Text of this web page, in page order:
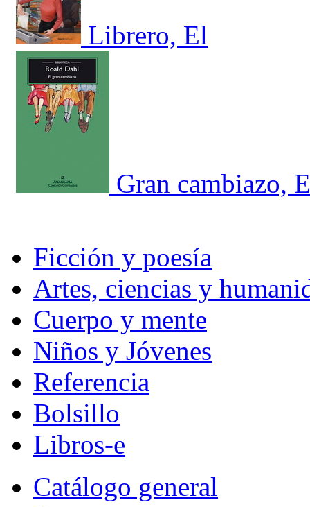
Librero, El
Gran cambiazo,
Ficción y poesía
Artes, ciencias y
Cuerpo y mente
Niños y Jóvenes
Referencia
Bolsillo
Libros-e
Catálogo general